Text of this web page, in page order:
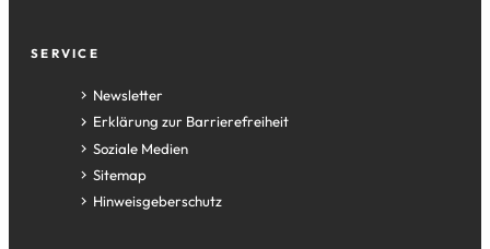
Fußzeile
SERVICE
Newsletter
Erklärung zur Barrierefreiheit
Soziale Medien
Sitemap
Hinweisgeberschutz